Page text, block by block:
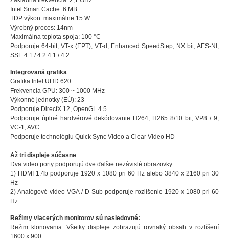
Intel Smart Cache: 6 MB
TDP výkon: maximálne 15 W
Výrobný proces: 14nm
Maximálna teplota spoja: 100 °C
Podporuje 64-bit, VT-x (EPT), VT-d, Enhanced SpeedStep, NX bit, AES-NI,
SSE 4.1 / 4.2 4.1 / 4.2
Integrovaná grafika
Grafika Intel UHD 620
Frekvencia GPU: 300 ~ 1000 MHz
Výkonné jednotky (EÚ): 23
Podporuje DirectX 12, OpenGL 4.5
Podporuje úplné hardvérové ​​dekódovanie H264, H265 8/10 bit, VP8 / 9,
VC-1, AVC
Podporuje technológiu Quick Sync Video a Clear Video HD
Až tri displeje súčasne
Dva video porty podporujú dve ďalšie nezávislé obrazovky:
1) HDMI 1.4b podporuje 1920 x 1080 pri 60 Hz alebo 3840 x 2160 pri 30
Hz
2) Analógové video VGA / D-Sub podporuje rozlíšenie 1920 x 1080 pri 60
Hz
Režimy viacerých monitorov sú nasledovné:
Režim klonovania: Všetky displeje zobrazujú rovnaký obsah v rozlíšení
1600 x 900.